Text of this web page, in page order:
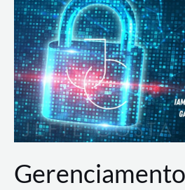
Segurança
e
Operações